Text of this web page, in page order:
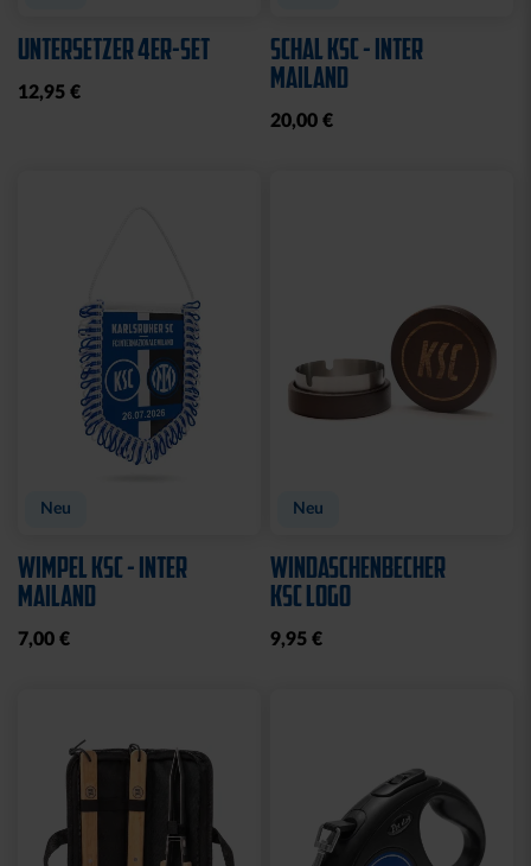
UNTERSETZER 4ER-SET
12,95 €
SCHAL KSC - INTER
MAILAND
20,00 €
Neu
WIMPEL KSC - INTER
MAILAND
7,00 €
Neu
WINDASCHENBECHER
KSC LOGO
9,95 €